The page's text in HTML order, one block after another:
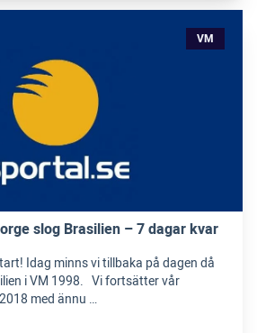
VM
slog Brasilien – 7 dagar kvar
Idag minns vi tillbaka på dagen då
i VM 1998. Vi fortsätter vår
med ännu …